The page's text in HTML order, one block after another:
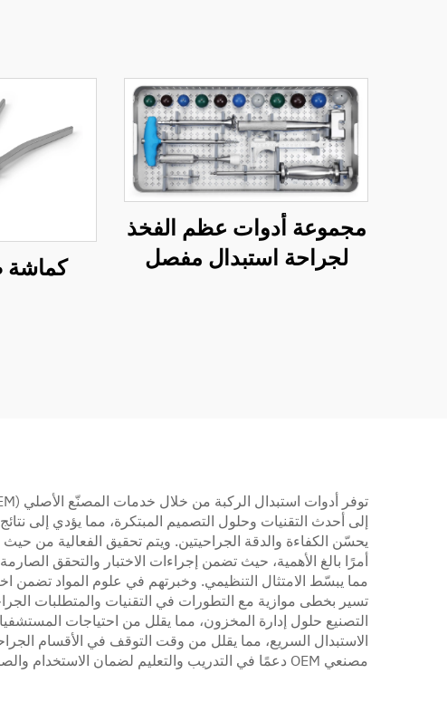
مجموعة أدوات عظم الفخذ
لجراحة استبدال مفصل
إلى أحدث التقنيات وحلول التصميم المبتكرة، مما يؤدي إلى
يحسّن الكفاءة والدقة الجراحيتين. ويتم تحقيق الفعالية من
مما يبسّط الامتثال التنظيمي. وخبرتهم في علوم المواد تضمن
تسير بخطى موازية مع التطورات في التقنيات والمتطلبات
الاستبدال السريع، مما يقلل من وقت التوقف في الأقسام
مصنعي OEM دعمًا في التدريب والتعليم لضمان الاستخدام والصيانة السليمة للأدوات.